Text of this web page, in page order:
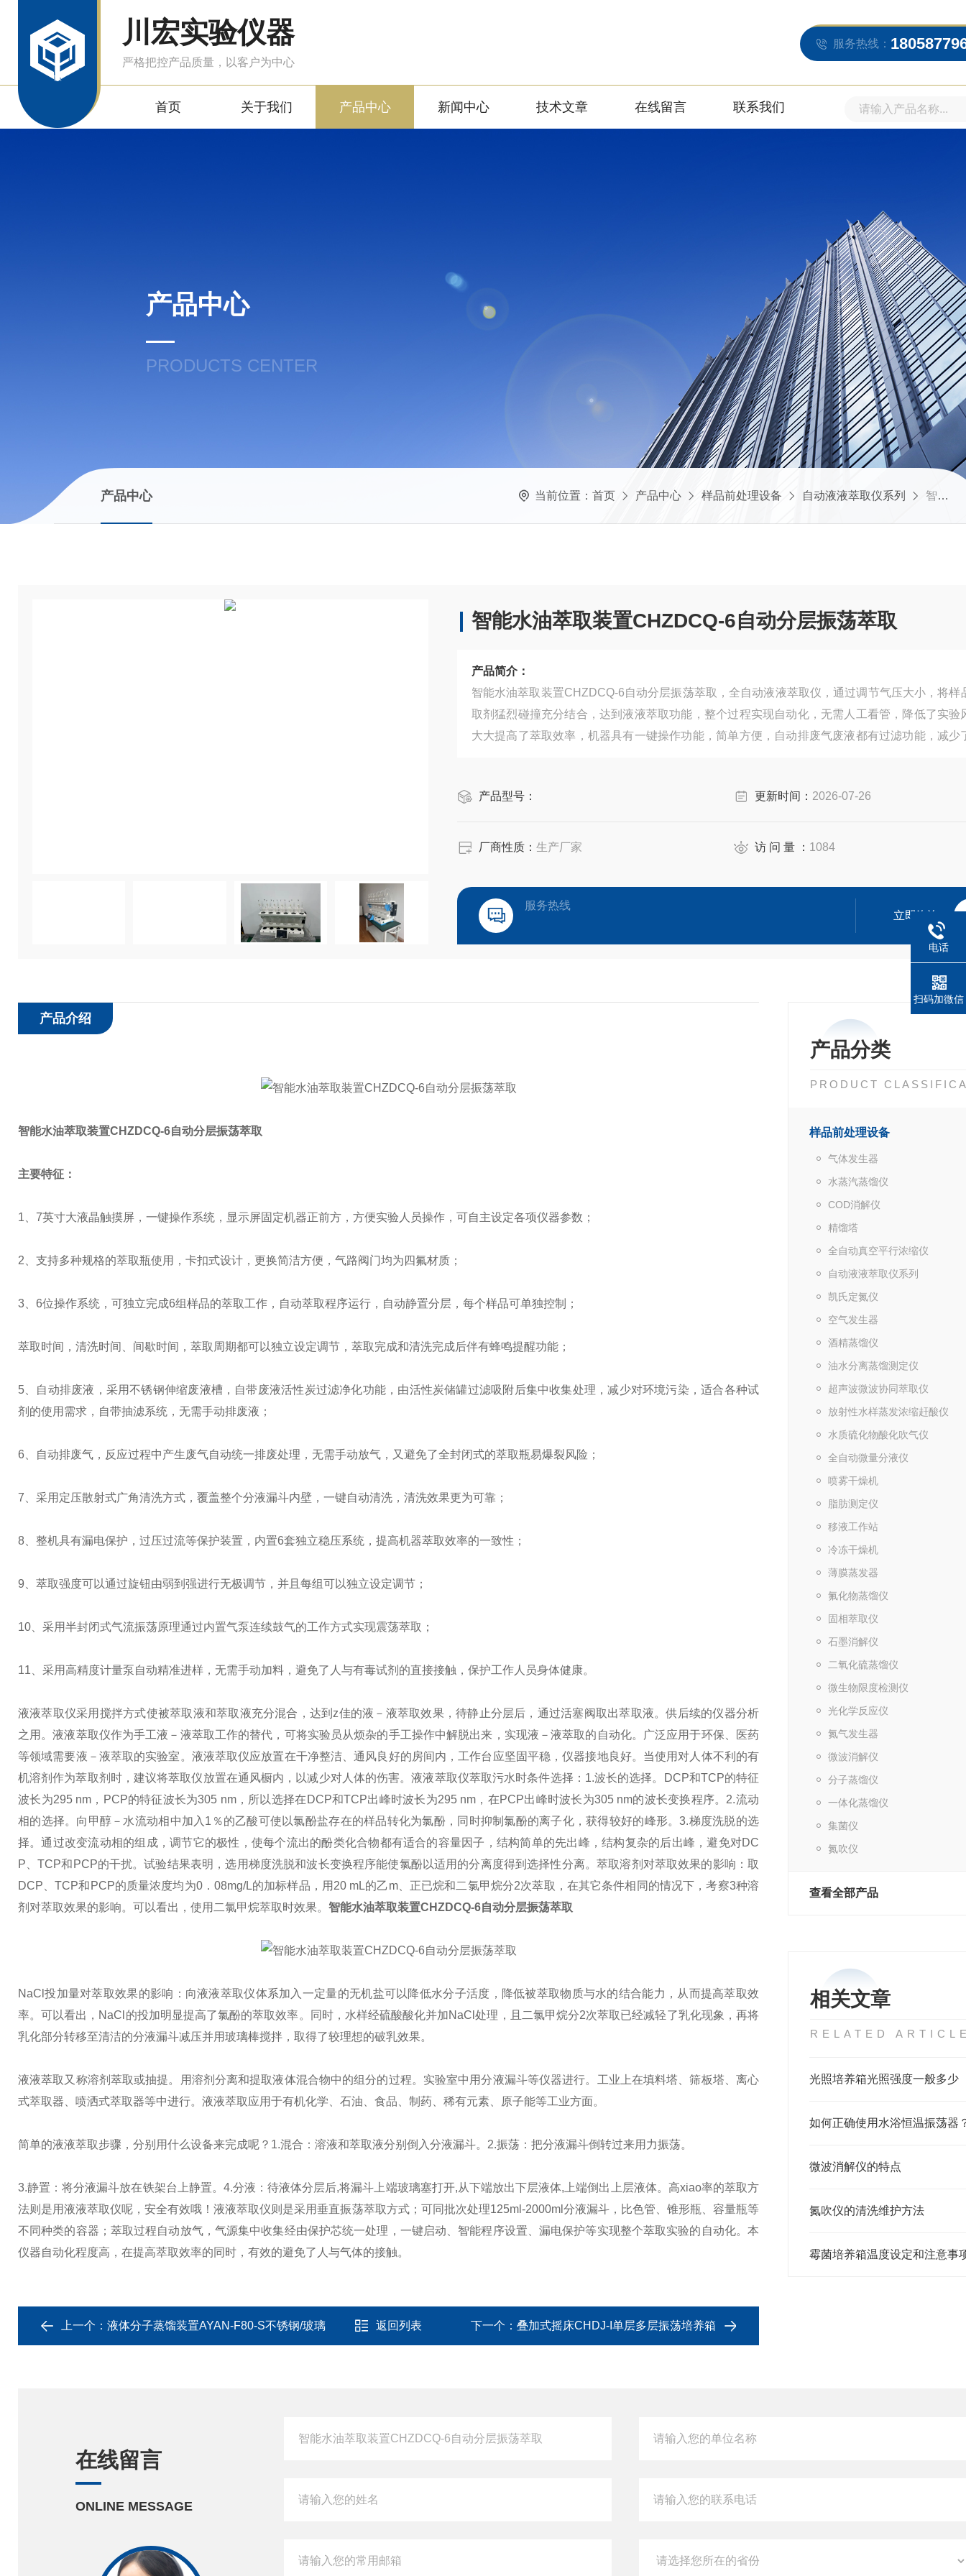
川宏实验仪器
严格把控产品质量，以客户为中心
服务热线：
首页 关于我们 产品中心 新闻中心 技术文章 在线留言 联系我们
产品中心
PRODUCTS CENTER
产品中心 当前位置： 首页 产品中心 样品前处理设备 自动液液萃取仪系列 智能水油萃取装置CHZDCQ-6自动分层振荡萃取
智能水油萃取装置CHZDCQ-6自动分层振荡萃取
产品简介：
智能水油萃取装置CHZDCQ-6自动分层振荡萃取，全自动液液萃取仪，通过调节气压大小，将样
取剂猛烈碰撞充分结合，达到液液萃取功能，整个过程实现自动化，无需人工看管，降低了实验
大大提高了萃取效率，机器具有一键操作功能，简单方便，自动排废气废液都有过滤功能，减少
产品型号：
更新时间： 2026-07-26
厂商性质： 生产厂家 访 问 量 ： 1084
服务热线
立即咨询
产品分类
PRODUCT
样品前处理设备
气体发生器
水蒸汽蒸馏仪
COD消解仪
精馏塔
全自动真空平行浓缩仪
自动液液萃取仪系列
凯氏定氮仪
空气发生器
酒精蒸馏仪
油水分离蒸馏测定仪
超声波微波协同萃取仪
放射性水样蒸发浓缩赶酸仪
水质硫化物酸化吹气仪
全自动微量分液仪
喷雾干燥机
脂肪测定仪
移液工作站
冷冻干燥机
薄膜蒸发器
氟化物蒸馏仪
固相萃取仪
石墨消解仪
二氧化硫蒸馏仪
微生物限度检测仪
光化学反应仪
氮气发生器
微波消解仪
分子蒸馏仪
一体化蒸馏仪
集菌仪
氮吹仪
查看全部产品
相关文章
RELATED
光照培养箱光照强度一般多少
如何正确使用水浴恒温振荡器
微波消解仪的特点
氮吹仪的清洗维护方法
霉菌培养箱温度设定和注意事
产品介绍
智能水油萃取装置CHZDCQ-6自动分层振荡萃取
主要特征：
1、7英寸大液晶触摸屏，一键操作系统，显示屏固定机器正前方，方便实验人员操作，可自主设定各项仪器参数；
2、支持多种规格的萃取瓶使用，卡扣式设计，更换简洁方便，气路阀门均为四氟材质；
3、6位操作系统，可独立完成6组样品的萃取工作，自动萃取程序运行，自动静置分层，每个样品可单独控制；
萃取时间，清洗时间、间歇时间，萃取周期都可以独立设定调节，萃取完成和清洗完成后伴有蜂鸣提醒功能；
5、自动排废液，采用不锈钢伸缩废液槽，自带废液活性炭过滤净化功能，由活性炭储罐过滤吸附后集中收集处理，减少对环境污染，适合各种试
剂的使用需求，自带抽滤系统，无需手动排废液；
6、自动排废气，反应过程中产生废气自动统一排废处理，无需手动放气，又避免了全封闭式的萃取瓶易爆裂风险；
7、采用定压散射式广角清洗方式，覆盖整个分液漏斗内壁，一键自动清洗，清洗效果更为可靠；
8、整机具有漏电保护，过压过流等保护装置，内置6套独立稳压系统，提高机器萃取效率的一致性；
9、萃取强度可以通过旋钮由弱到强进行无极调节，并且每组可以独立设定调节；
10、采用半封闭式气流振荡原理通过内置气泵连续鼓气的工作方式实现震荡萃取；
11、采用高精度计量泵自动精准进样，无需手动加料，避免了人与有毒试剂的直接接触，保护工作人员身体健康。
液液萃取仪采用搅拌方式使被萃取液和萃取液充分混合，达到z佳的液－液萃取效果，待静止分层后，通过活塞阀取出萃取液。供后续的仪器分析
之用。液液萃取仪作为手工液－液萃取工作的替代，可将实验员从烦杂的手工操作中解脱出来，实现液－液萃取的自动化。广泛应用于环保、医药
等领域需要液－液萃取的实验室。 液液萃取仪应放置在干净整洁、通风良好的房间内，工作台应坚固平稳，仪器接地良好。当使用对人体不利的有
机溶剂作为萃取剂时，建议将萃取仪放置在通风橱内，以减少对人体的伤害。液液萃取仪萃取污水时条件选择： 1.波长的选择。DCP和TCP的特征
波长为295 nm，PCP的特征波长为305 nm，所以选择在DCP和TCP出峰时波长为295 nm，在PCP出峰时波长为305 nm的波长变换程序。 2.流动
相的选择。向甲醇－水流动相中加入1％的乙酸可使以氯酚盐存在的样品转化为氯酚，同时抑制氯酚的离子化，获得较好的峰形。3.梯度洗脱的选
择。通过改变流动相的组成，调节它的极性，使每个流出的酚类化合物都有适合的容量因子，结构简单的先出峰，结构复杂的后出峰，避免对DC
P、TCP和PCP的干扰。试验结果表明，选用梯度洗脱和波长变换程序能使氯酚以适用的分离度得到选择性分离。萃取溶剂对萃取效果的影响：取
DCP、TCP和PCP的质量浓度均为0．08mg/L的加标样品，用20 mL的乙m、正已烷和二氯甲烷分2次萃取，在其它条件相同的情况下，考察3种溶
剂对萃取效果的影响。可以看出，使用二氯甲烷萃取时效果。 智能水油萃取装置CHZDCQ-6自动分层振荡萃取
NaCl投加量对萃取效果的影响： 向液液萃取仪体系加入一定量的无机盐可以降低水分子活度，降低被萃取物质与水的结合能力，从而提高萃取效
率。可以看出，NaCl的投加明显提高了氯酚的萃取效率。同时，水样经硫酸酸化并加NaCl处理，且二氯甲烷分2次萃取已经减轻了乳化现象，再将
乳化部分转移至清洁的分液漏斗减压并用玻璃棒搅拌，取得了较理想的破乳效果。
液液萃取又称溶剂萃取或抽提。用溶剂分离和提取液体混合物中的组分的过程。实验室中用分液漏斗等仪器进行。工业上在填料塔、筛板塔、离心
式萃取器、喷洒式萃取器等中进行。 液液萃取应用于有机化学、石油、食品、制药、稀有元素、原子能等工业方面。
简单的液液萃取步骤，分别用什么设备来完成呢？ 1.混合：溶液和萃取液分别倒入分液漏斗。 2.振荡：把分液漏斗倒转过来用力振荡。
3.静置：将分液漏斗放在铁架台上静置。 4.分液：待液体分层后,将漏斗上端玻璃塞打开,从下端放出下层液体,上端倒出上层液体。 高xiao率的萃取方
法则是用液液萃取仪呢，安全有效哦！液液萃取仪则是采用垂直振荡萃取方式；可同批次处理125ml-2000ml分液漏斗，比色管、锥形瓶、容量瓶等
不同种类的容器；萃取过程自动放气，气源集中收集经由保护芯统一处理，一键启动、智能程序设置、漏电保护等实现整个萃取实验的自动化。本
仪器自动化程度高，在提高萃取效率的同时，有效的避免了人与气体的接触。
上一个： 液体分子蒸馏装置AYAN-F80-S不锈钢/玻璃 返回列表 下一个： 叠加式摇床CHDJ-I单层多层振荡培养箱
在线留言
ONLINE MESSAGE
电话
扫码加微信